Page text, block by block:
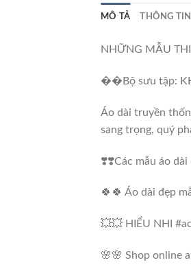
MÔ TẢ THÔNG
NHỮNG MẪU
��Bộ sưu tập:
Áo dài truyền
sang trọng, quý
❣️❣️Các mẫu áo
🍀🍀 Áo dài đẹp
💥💥 HIỂU NHI
🌸🌸 Shop online